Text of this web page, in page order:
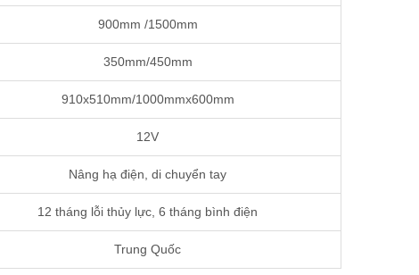
900mm /1500mm
350mm/450mm
910x510mm/1000mmx600mm
12V
Nâng hạ điện, di chuyển tay
12 tháng lỗi thủy lực, 6 tháng bình điện
Trung Quốc